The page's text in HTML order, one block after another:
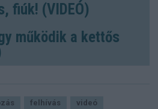
fiúk! (VIDEÓ)
működik a kettős
felhívás videó